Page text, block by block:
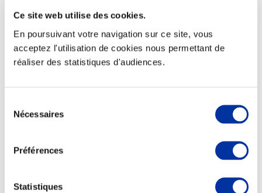
Ce site web utilise des cookies.
En poursuivant votre navigation sur ce site, vous
acceptez l'utilisation de cookies nous permettant de
réaliser des statistiques d'audiences.
Nécessaires
Préférences
Statistiques
Elevage